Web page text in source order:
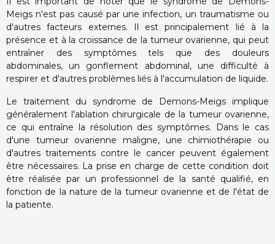
Meigs n'est pas causé par une infection, un traumatisme ou
d'autres facteurs externes. Il est principalement lié à la
présence et à la croissance de la tumeur ovarienne, qui peut
entraîner des symptômes tels que des douleurs
abdominales, un gonflement abdominal, une difficulté à
respirer et d'autres problèmes liés à l'accumulation de liquide.
Le traitement du syndrome de Demons-Meigs implique
généralement l'ablation chirurgicale de la tumeur ovarienne,
ce qui entraîne la résolution des symptômes. Dans le cas
d'une tumeur ovarienne maligne, une chimiothérapie ou
d'autres traitements contre le cancer peuvent également
être nécessaires. La prise en charge de cette condition doit
être réalisée par un professionnel de la santé qualifié, en
fonction de la nature de la tumeur ovarienne et de l'état de
la patiente.